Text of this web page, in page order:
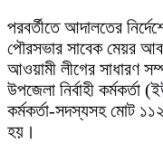
পরবর্তীতে আদালতের
পৌরসভার সাবেক মেয়র
আওয়ামী লীগের সাধারণ
উপজেলা নির্বাহী
কর্মকর্তা-সদস্যসহ মোট
হয়।